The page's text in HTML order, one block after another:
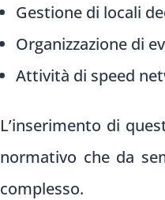
Gestione di locali
Organizzazione di
Attività di speed
L’inserimento di
normativo che da
complesso.